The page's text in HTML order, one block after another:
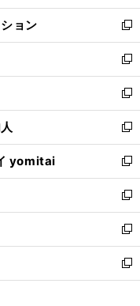
開
く
ウ
で
開
く
ン
ド
ウ
で
開
く
ウ
ィ
ン
ド
ウ
で
開
く
ョン
新
し
い
ウ
ィ
ン
ド
ウ
で
開
く
新
し
い
ウ
ィ
ン
ド
ウ
で
開
く
新
し
い
ウ
ィ
ン
ド
ウ
で
開
く
新
し
い
ウ
ィ
ン
ド
ウ
で
開
yomitai
新
し
い
ウ
ィ
ン
ド
ウ
新
し
い
ウ
ィ
ン
新
し
い
ウ
新
し